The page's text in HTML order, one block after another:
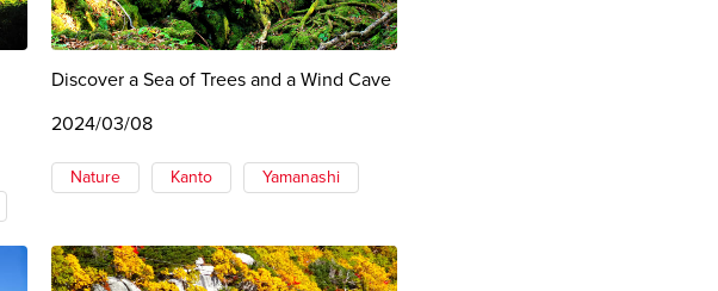
Discover a Sea of Trees and a Wind Cave
2024/03/08
Nature Kanto Yamanashi